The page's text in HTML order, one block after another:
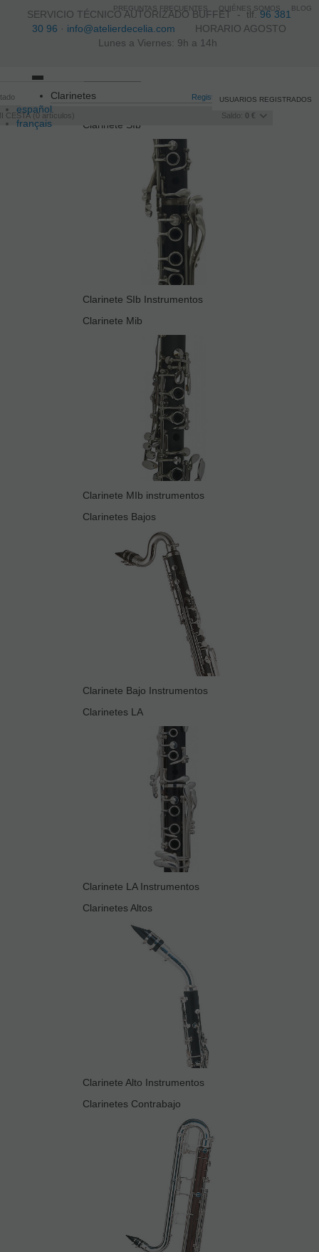
SERVICIO TÉCNICO AUTORIZADO BUFFET -tlf.96 381
30 96 · info@atelierdecelia.com HORARIO AGOSTO
Lunes a Viernes: 9h a 14h
español
français
Registro /Iniciar sesión
CESTA 0 artículos Saldo: 0 €
USUARIOS REGISTRADOS
navigation
Clarinetes
Clarinete SIb
Clarinete SIb Instrumentos
Clarinete Mib
Clarinete MIb instrumentos
Clarinetes Bajos
Clarinete Bajo Instrumentos
Clarinetes LA
Clarinete LA Instrumentos
Clarinetes Altos
Clarinete Alto Instrumentos
Clarinetes Contrabajo
PREGUNTAS FRECUENTES QUIÉNES SOMOS BLOG